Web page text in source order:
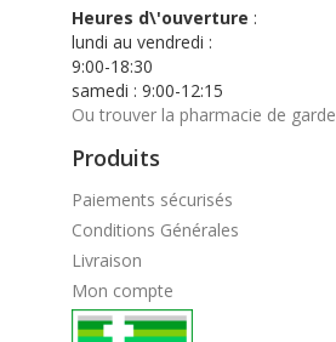
Heures d\'ouverture :
lundi au vendredi :
9:00-18:30
samedi : 9:00-12:15
Ou trouver la pharmacie de garde
Produits
Paiements sécurisés
Conditions Générales
Livraison
Mon compte